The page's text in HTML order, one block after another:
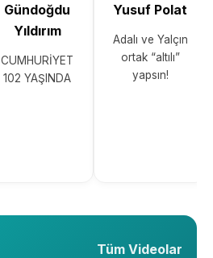
Gündoğdu
Yıldırım
CUMHURİYET
102 YAŞINDA
Yusuf Polat
Adalı ve Yalçın
ortak “altılı”
yapsın!
Tüm Videolar